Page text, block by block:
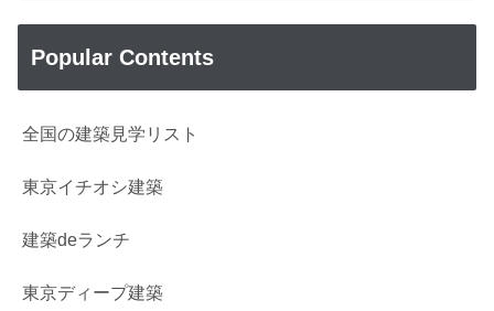
Popular Contents
全国の建築見学リスト
東京イチオシ建築
建築deランチ
東京ディープ建築